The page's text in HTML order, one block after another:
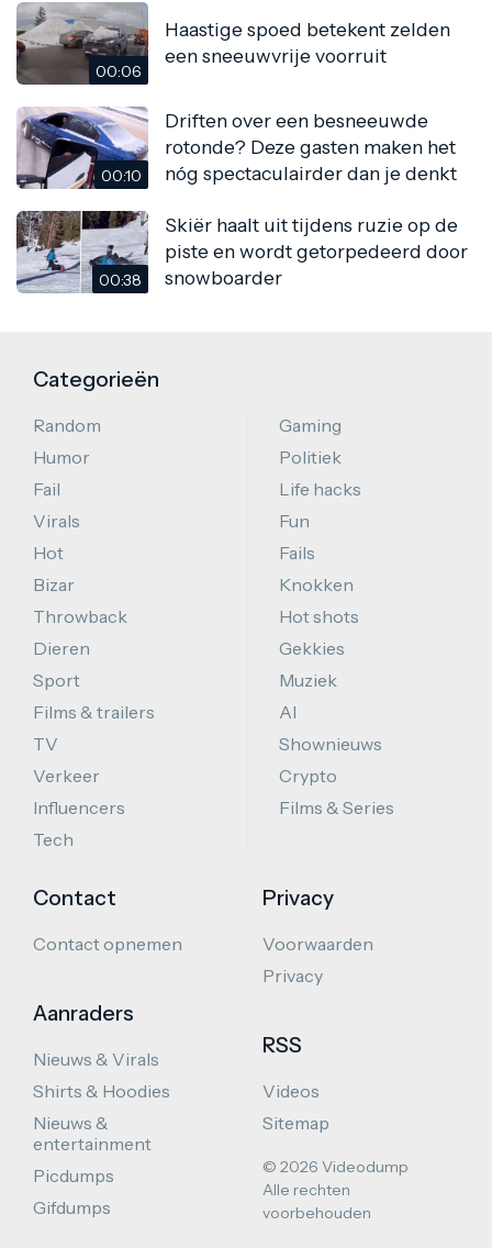
00:06
Haastige spoed betekent zelden
een sneeuwvrije voorruit
00:10
Driften over een besneeuwde
rotonde? Deze gasten maken het
nóg spectaculairder dan je denkt
00:38
Skiër haalt uit tijdens ruzie op de
piste en wordt getorpedeerd door
snowboarder
Categorieën
Random
Humor
Fail
Virals
Hot
Bizar
Throwback
Dieren
Sport
Films & trailers
TV
Verkeer
Influencers
Tech
Gaming
Politiek
Life hacks
Fun
Fails
Knokken
Hot shots
Gekkies
Muziek
AI
Shownieuws
Crypto
Films & Series
Contact
Contact opnemen
Aanraders
Nieuws & Virals
Shirts & Hoodies
Nieuws &
entertainment
Picdumps
Gifdumps
Privacy
Voorwaarden
Privacy
RSS
Videos
Sitemap
© 2026 Videodump
Alle rechten
voorbehouden